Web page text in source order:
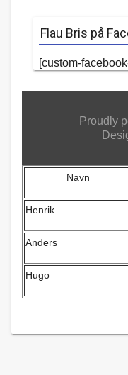
Flau Bris på
[custom-
Proudly
Navn
Henrik
Anders
Hugo